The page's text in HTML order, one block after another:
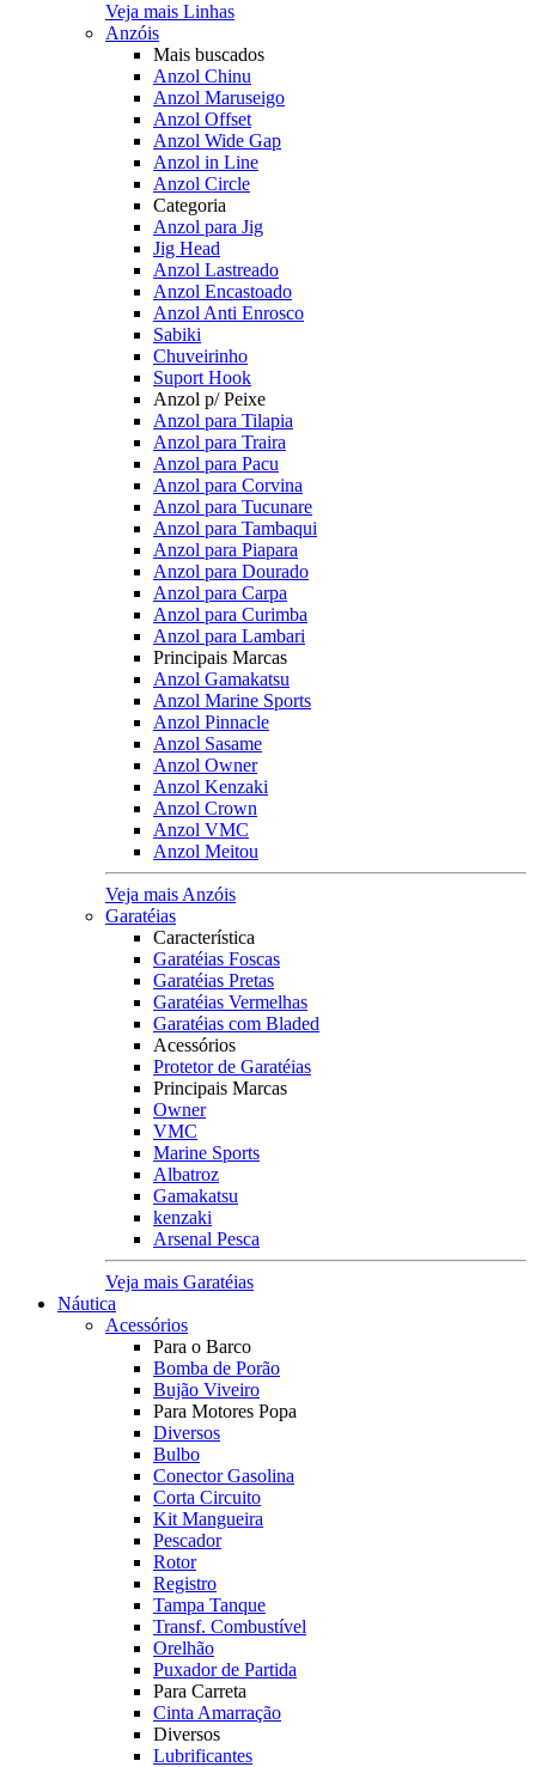
Veja mais Linhas
Anzóis
Mais buscados
Anzol Chinu
Anzol Maruseigo
Anzol Offset
Anzol Wide Gap
Anzol in Line
Anzol Circle
Categoria
Anzol para Jig
Jig Head
Anzol Lastreado
Anzol Encastoado
Anzol Anti Enrosco
Sabiki
Chuveirinho
Suport Hook
Anzol p/ Peixe
Anzol para Tilapia
Anzol para Traira
Anzol para Pacu
Anzol para Corvina
Anzol para Tucunare
Anzol para Tambaqui
Anzol para Piapara
Anzol para Dourado
Anzol para Carpa
Anzol para Curimba
Anzol para Lambari
Principais Marcas
Anzol Gamakatsu
Anzol Marine Sports
Anzol Pinnacle
Anzol Sasame
Anzol Owner
Anzol Kenzaki
Anzol Crown
Anzol VMC
Anzol Meitou
Veja mais Anzóis
Garatéias
Característica
Garatéias Foscas
Garatéias Pretas
Garatéias Vermelhas
Garatéias com Bladed
Acessórios
Protetor de Garatéias
Principais Marcas
Owner
VMC
Marine Sports
Albatroz
Gamakatsu
kenzaki
Arsenal Pesca
Veja mais Garatéias
Náutica
Acessórios
Para o Barco
Bomba de Porão
Bujão Viveiro
Para Motores Popa
Diversos
Bulbo
Conector Gasolina
Corta Circuito
Kit Mangueira
Pescador
Rotor
Registro
Tampa Tanque
Transf. Combustível
Orelhão
Puxador de Partida
Para Carreta
Cinta Amarração
Diversos
Lubrificantes